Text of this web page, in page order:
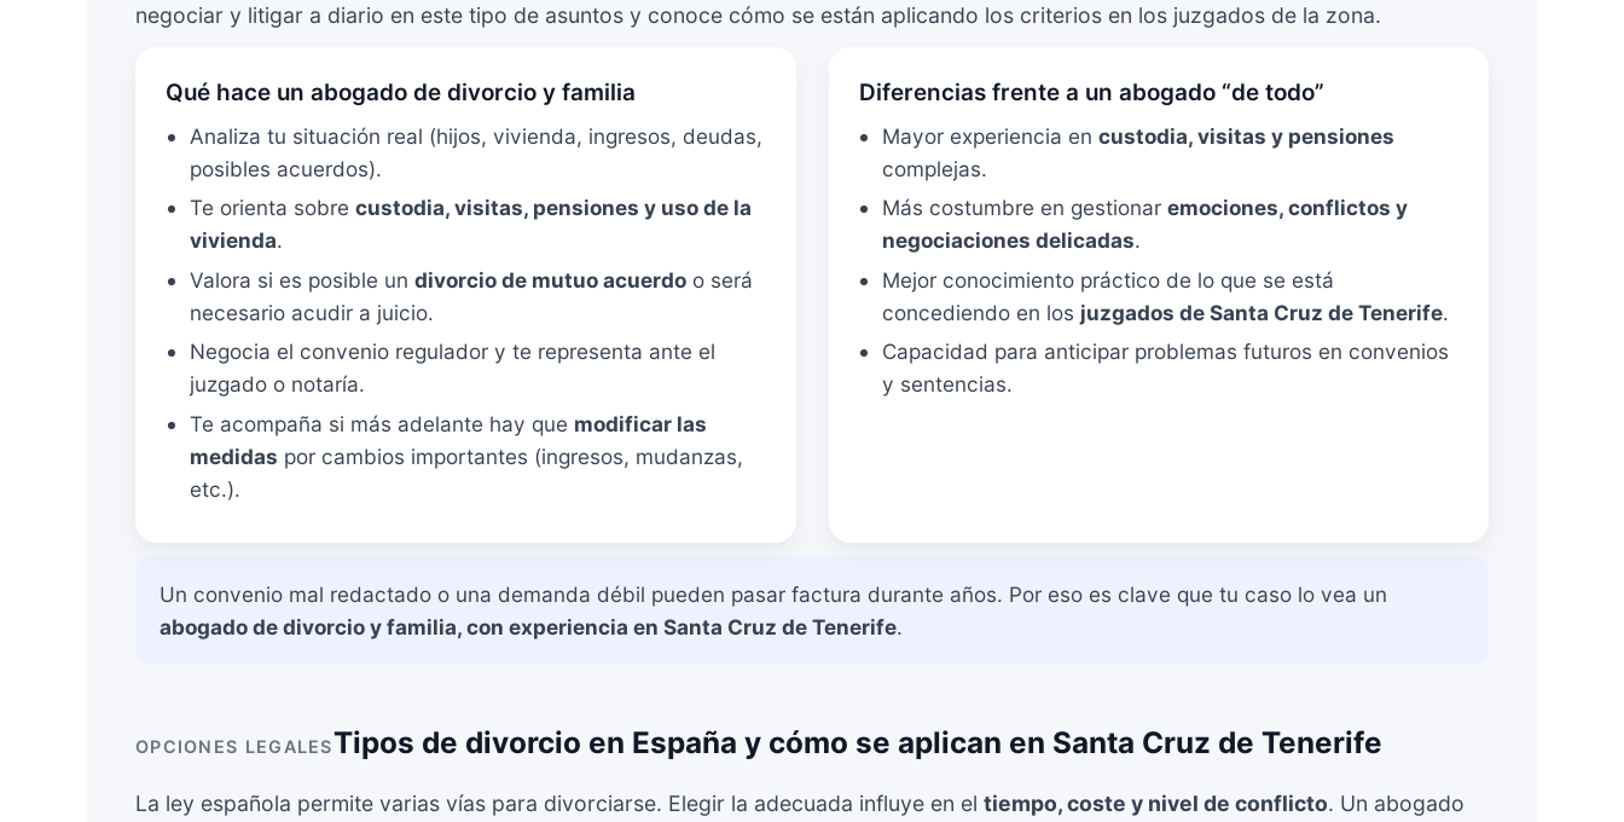
negociar y litigar a diario en este tipo de asuntos y conoce cómo se están aplicando los criterios en los juzgados de la zona.
Qué hace un abogado de divorcio y familia
Analiza tu situación real (hijos, vivienda, ingresos, deudas,
posibles acuerdos).
Te orienta sobre custodia, visitas, pensiones y uso de la
vivienda.
Valora si es posible un divorcio de mutuo acuerdoo será
necesario acudir a juicio.
Negocia el convenio regulador y te representa ante el
juzgado o notaría.
Te acompaña si más adelante hay que modificar las
medidas por cambios importantes (ingresos, mudanzas,
etc.).
Diferencias frente a un abogado “de todo”
Mayor experiencia encustodia, visitas y pensiones
complejas.
Más costumbre en gestionaremociones, conflictos y
negociaciones delicadas.
Mejor conocimiento práctico de lo que se está
concediendo en los juzgados de Santa Cruz de Tenerife.
Capacidad para anticipar problemas futuros en convenios
y sentencias.
Un convenio mal redactado o una demanda débil pueden pasar factura durante años. Por eso es clave que tu caso lo vea un
abogado de divorcio y familia, con experiencia en Santa Cruz de Tenerife.
OPCIONES LEGALESTipos de divorcio en España y cómo se aplican en Santa Cruz de Tenerife
La ley española permite varias vías para divorciarse. Elegir la adecuada influye en el tiempo, coste y nivel de conflicto. Un abogado